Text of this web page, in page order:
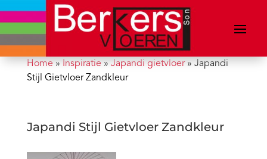
Home» Inspiratie» Japandi gietvloer» Japandi
Stijl Gietvloer Zandkleur
Japandi Stijl Gietvloer Zandkleur